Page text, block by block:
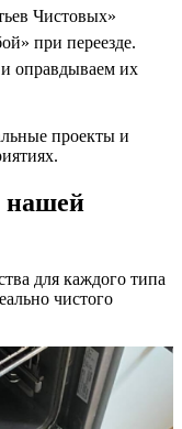
Чистовых»
при переезде.
оправдываем их
проекты и
нашей
для каждого типа
чистого